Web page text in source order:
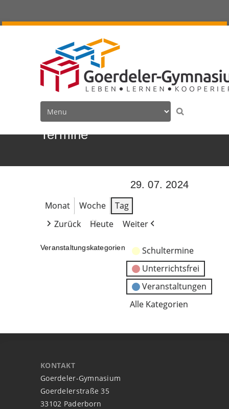
Termine
29. 07. 2024
Monat
Woche
Tag
Zurück
Heute Weiter
Veranstaltungskategorien
Schultermine
Unterrichtsfrei
Veranstaltungen
Alle Kategorien
KONTAKT
Goerdeler-Gymnasium
Goerdelerstraße 35
33102 Paderborn